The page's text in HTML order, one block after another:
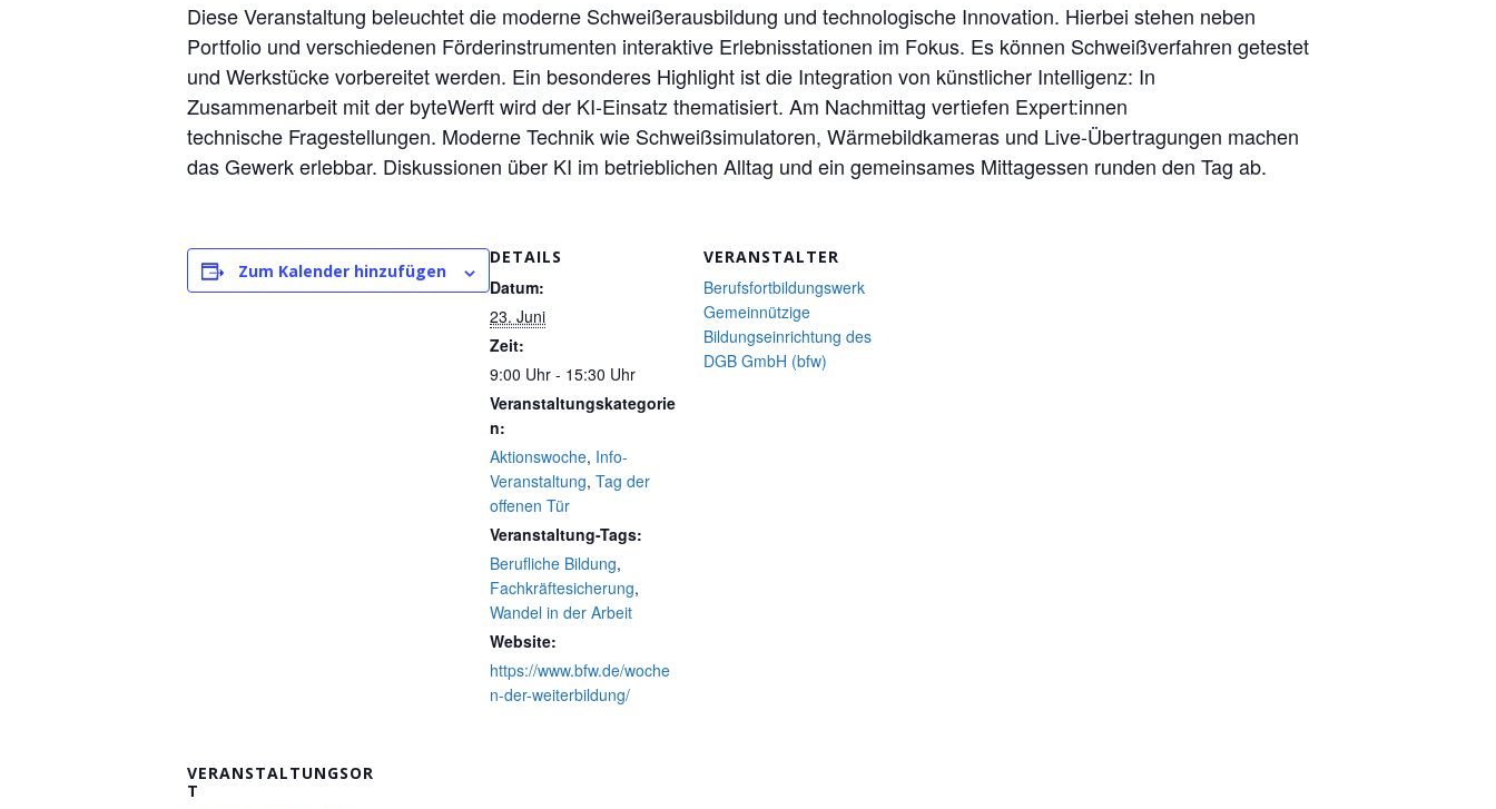
Diese Veranstaltung beleuchtet die moderne Schweißerausbildung und technologische Innovation. Hierbei stehen neben
Portfolio und verschiedenen Förderinstrumenten interaktive Erlebnisstationen im Fokus. Es können Schweißverfahren getestet
und Werkstücke vorbereitet werden. Ein besonderes Highlight ist die Integration von künstlicher Intelligenz: In
Zusammenarbeit mit der byteWerft wird der KI-Einsatz thematisiert. Am Nachmittag vertiefen Expert:innen
technische Fragestellungen. Moderne Technik wie Schweißsimulatoren, Wärmebildkameras und Live-Übertragungen machen
das Gewerk erlebbar. Diskussionen über KI im betrieblichen Alltag und ein gemeinsames Mittagessen runden den Tag ab.
Zum Kalender hinzufügen
DETAILS
Datum:
23. Juni
Zeit:
9:00 Uhr - 15:30 Uhr
Veranstaltungskategorie
n:
Aktionswoche, Info-
Veranstaltung, Tag der
offenen Tür
Veranstaltung-Tags:
Berufliche Bildung,
Fachkräftesicherung,
Wandel in der Arbeit
Website:
https://www.bfw.de/woche
n-der-weiterbildung/
VERANSTALTER
Berufsfortbildungswerk
Gemeinnützige
Bildungseinrichtung des
DGB GmbH (bfw)
VERANSTALTUNGSOR
T